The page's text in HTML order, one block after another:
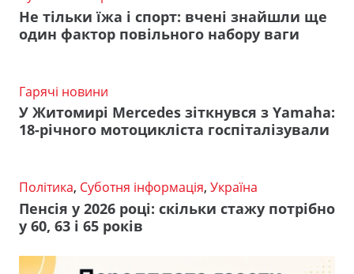
Не тільки їжа і спорт: вчені знайшли ще
один фактор повільного набору ваги
Гарячі новини
У Житомирі Mercedes зіткнувся з Yamaha:
18-річного мотоцикліста госпіталізували
Політика, Суботня інформація, Україна
Пенсія у 2026 році: скільки стажу потрібно
у 60, 63 і 65 років